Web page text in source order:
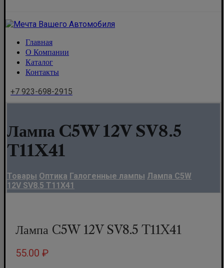
Главная
О Компании
Каталог
Контакты
+7 923-698-2915
Лампа C5W 12V SV8.5
T11X41
Товары Оптика Галогенные лампы Лампа C5W
12V SV8.5 T11X41
Лампа C5W 12V SV8.5 T11X41
55.00 ₽